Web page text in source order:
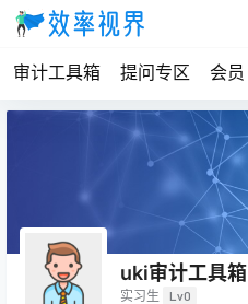
审计工具箱 提问专区 会员
uki审计工具箱
实习生 Lv0